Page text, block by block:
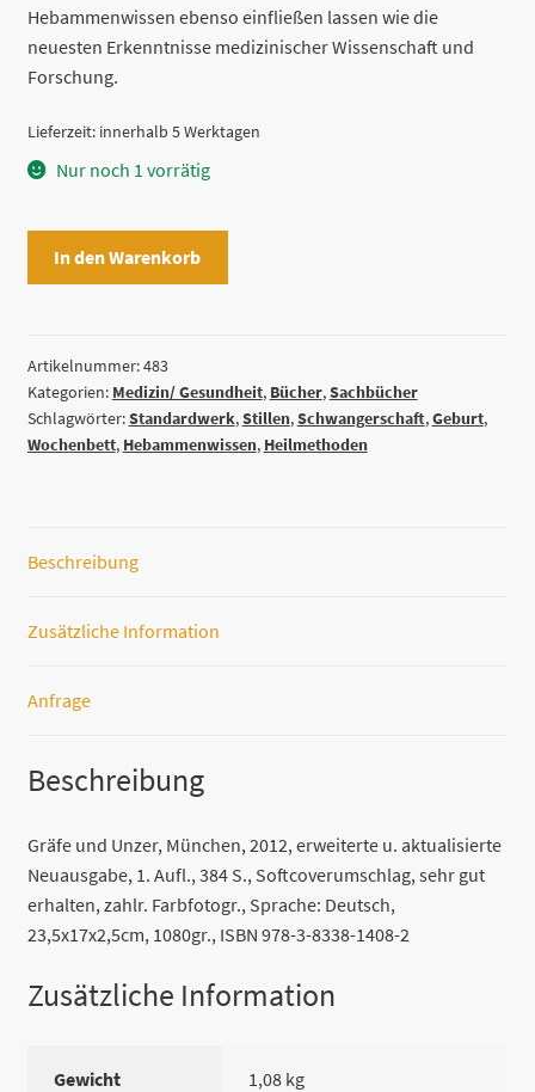
Hebammenwissen ebenso einfließen lassen wie die
neuesten Erkenntnisse medizinischer Wissenschaft und
Forschung.
Lieferzeit: innerhalb 5 Werktagen
Nur noch 1 vorrätig
Geburt
und
die
Zeit
Höfer
Nora
Menge
In den Warenkorb
Artikelnummer:483
Kategorien: Medizin/ Gesundheit, Bücher,Sachbücher
Schlagwörter:Standardwerk,Stillen,Schwangerschaft,Geburt,
Wochenbett, Hebammenwissen, Heilmethoden
Beschreibung
Zusätzliche Information
Anfrage
Beschreibung
Gräfe und Unzer, München, 2012, erweiterte u. aktualisierte
Neuausgabe, 1. Aufl., 384 S., Softcoverumschlag, sehr gut
erhalten, zahlr. Farbfotogr., Sprache: Deutsch,
23,5x17x2,5cm, 1080gr., ISBN 978-3-8338-1408-2
Zusätzliche Information
Gewicht 1,08 kg